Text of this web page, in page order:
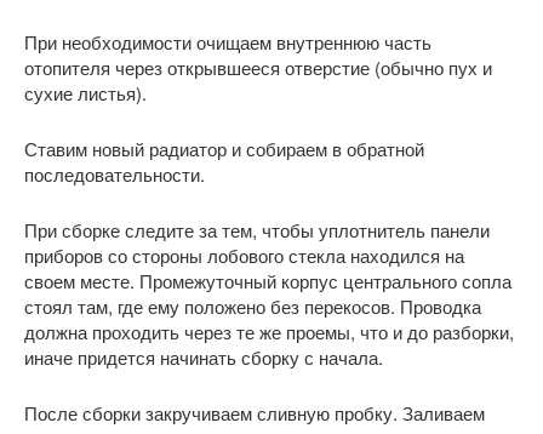
При необходимости очищаем внутреннюю часть
отопителя через открывшееся отверстие (обычно пух и
сухие листья).
Ставим новый радиатор и собираем в обратной
последовательности.
При сборке следите за тем, чтобы уплотнитель панели
приборов со стороны лобового стекла находился на
своем месте. Промежуточный корпус центрального сопла
стоял там, где ему положено без перекосов. Проводка
должна проходить через те же проемы, что и до разборки,
иначе придется начинать сборку с начала.
После сборки закручиваем сливную пробку. Заливаем